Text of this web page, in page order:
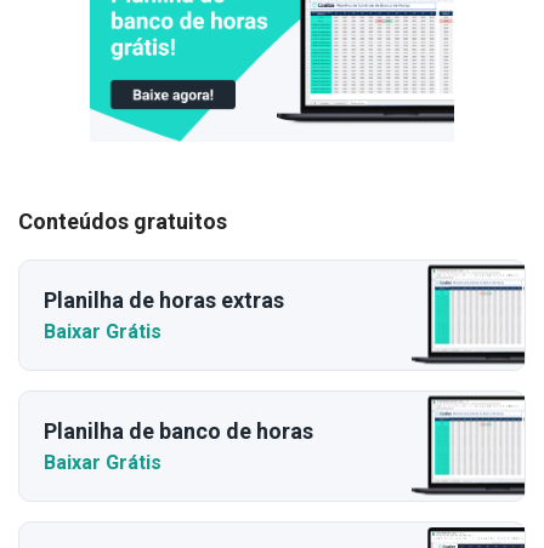
Conteúdos gratuitos
Planilha de horas extras
Baixar Grátis
Planilha de banco de horas
Baixar Grátis